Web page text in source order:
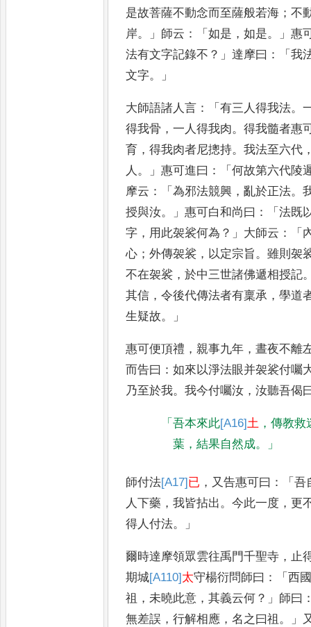
是故菩薩不動念而至薩般若海 ；不
岸。」 師云 ：「如是 ，如是。」惠
法有文字記錄不 ？」達摩曰 ：「我
文字。」
大師語諸人言 ：「有三人得我法。
得我骨 ，一人得我肉。得我髓者惠
育 ，得我肉者尼摠持。我法至六代
人 。」惠可進曰 ：「何故第六代陵
摩云 ：「為邪法競興 ，亂於正法。
授與汝。」惠可白和尚曰 ：「法既
字 ， 用此袈裟何為 ？」 大師云 ：「
心 ；外傳袈裟 ， 以定宗旨。雖則袈
不在袈裟 ，於中三世諸佛遞相授記
其信 ，令後代傳法者有稟承 ，學道
生疑故。」
惠可便頂禮 ，親事九年 ，晝夜不離
而告曰 ：如來以淨法眼并袈裟付囑
乃至於我。我今付囑汝 ，汝聽吾偈
「吾本來此[A16]土 ，傳教救
葉 ，結果自然成。」
師付法[A17] 已 ， 又告惠可曰 ：「吾
人下藥 ，我皆拈出。今此一度 ， 更
得人付法。」
爾時達摩領眾雲往禹門千聖寺 ，止
期城[A110] 太守楊衍問師曰 ：「 西
祖 ，未曉此意 ，其義云何 ？」 師曰
無差誤 ，行解相應 ，名之曰祖 。」